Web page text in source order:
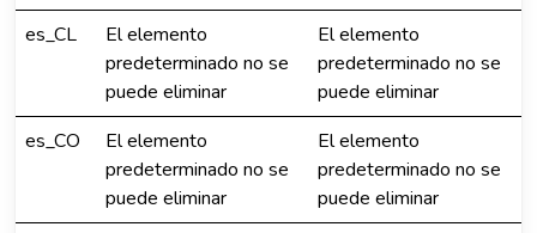
es_CL
El elemento
predeterminado no se
puede eliminar
El elemento
predeterminado no se
puede eliminar
es_CO
El elemento
predeterminado no se
puede eliminar
El elemento
predeterminado no se
puede eliminar